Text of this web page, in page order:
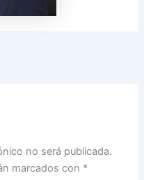
no será publicada.
marcados con *